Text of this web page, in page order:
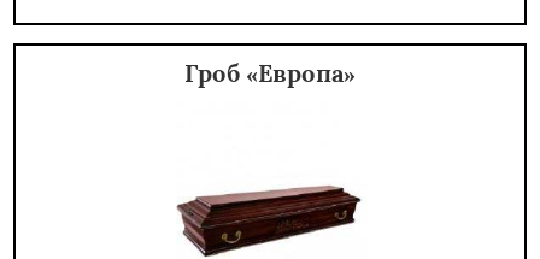
Гроб «Европа»